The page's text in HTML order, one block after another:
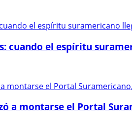
cuando el espíritu
a montarse el Portal